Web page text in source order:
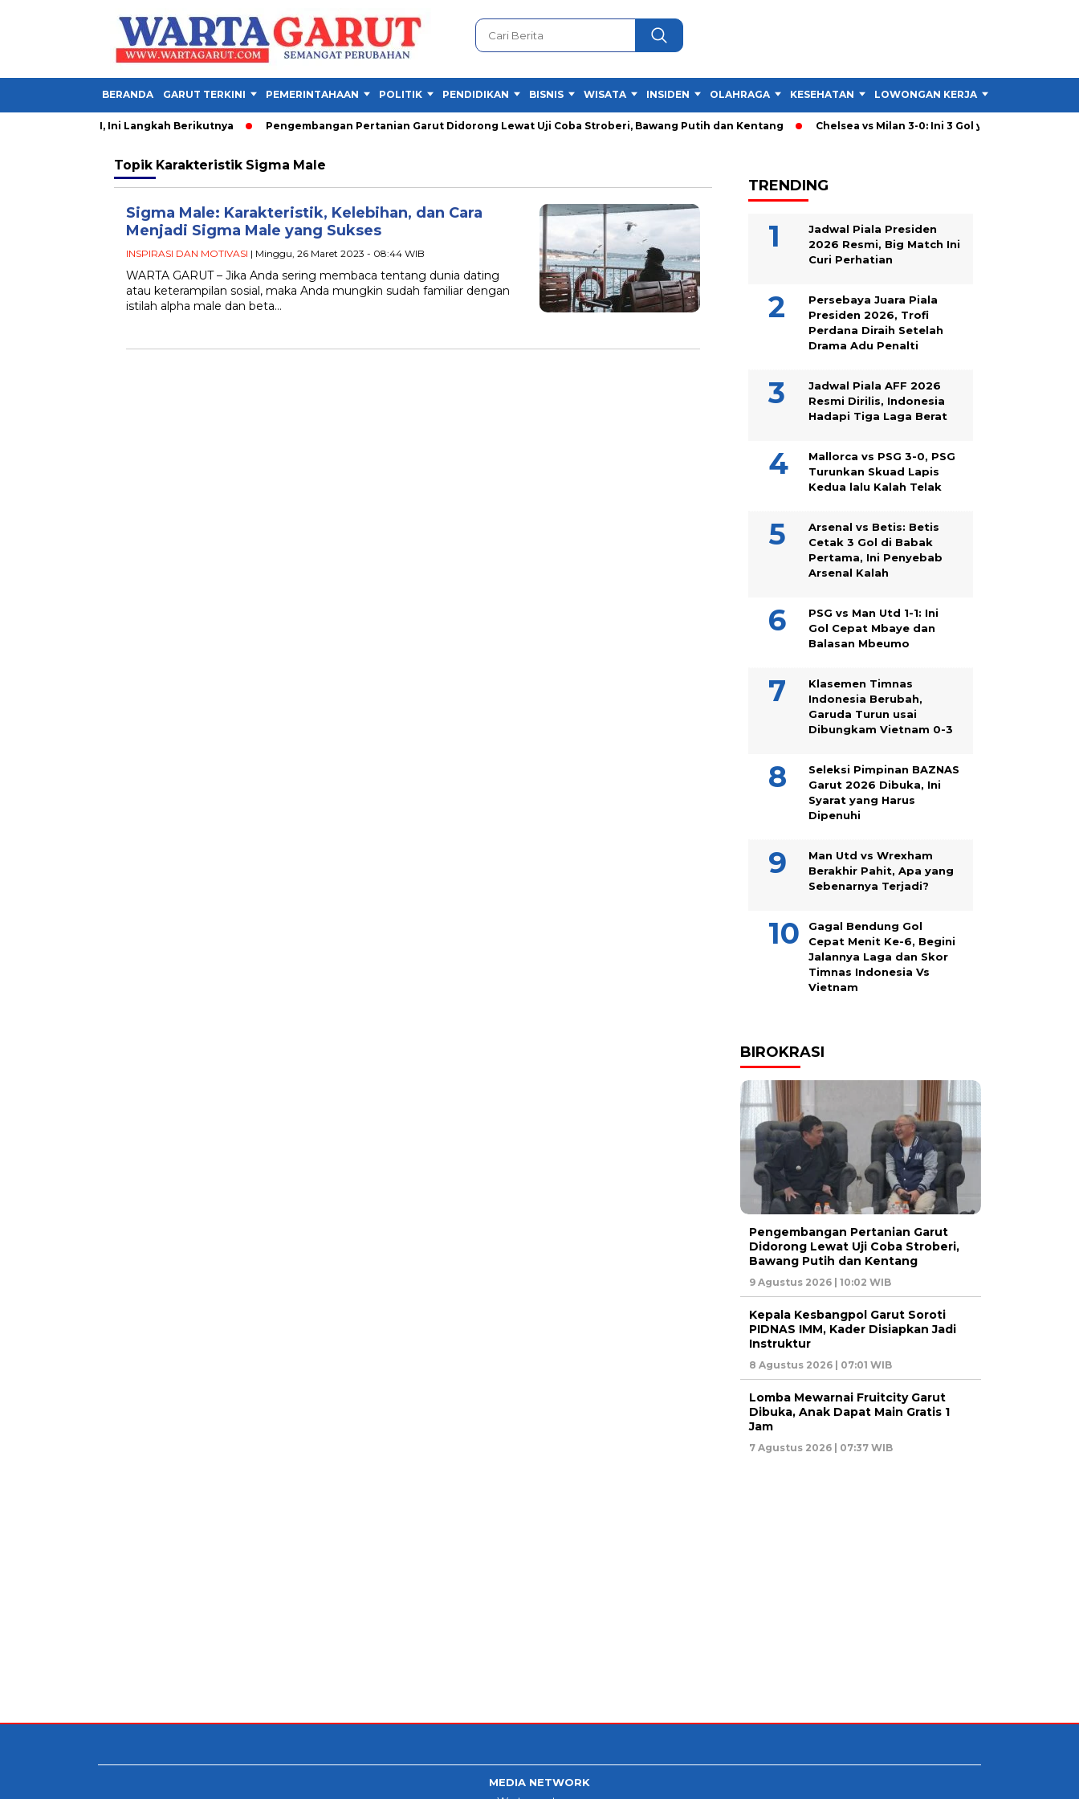
BERANDA GARUT TERKINI PEMERINTAHAAN POLITIK PENDIDIKAN BISNIS WISATA INSIDEN OLAHRAGA KESEHATAN LOWONGAN KERJA
UNJANI, Ini Langkah Berikutnya Pengembangan Pertanian Garut Didorong Lewat Uji Coba Stroberi, Bawang Putih dan Kentang Chelsea vs Milan 3-0: Ini 3 Gol yang Hancurkan
Topik Karakteristik Sigma Male
Sigma Male: Karakteristik, Kelebihan, dan Cara
Menjadi Sigma Male yang Sukses
INSPIRASI DAN MOTIVASI | Minggu, 26 Maret 2023 - 08:44 WIB
WARTA GARUT – Jika Anda sering membaca tentang dunia dating
atau keterampilan sosial, maka Anda mungkin sudah familiar dengan
istilah alpha male dan beta…
TRENDING
Jadwal Piala Presiden
2026 Resmi, Big Match Ini
Curi Perhatian
Persebaya Juara Piala
Presiden 2026, Trofi
Perdana Diraih Setelah
Drama Adu Penalti
Jadwal Piala AFF 2026
Resmi Dirilis, Indonesia
Hadapi Tiga Laga Berat
Mallorca vs PSG 3-0, PSG
Turunkan Skuad Lapis
Kedua lalu Kalah Telak
Arsenal vs Betis: Betis
Cetak 3 Gol di Babak
Pertama, Ini Penyebab
Arsenal Kalah
PSG vs Man Utd 1-1: Ini
Gol Cepat Mbaye dan
Balasan Mbeumo
Klasemen Timnas
Indonesia Berubah,
Garuda Turun usai
Dibungkam Vietnam 0-3
Seleksi Pimpinan BAZNAS
Garut 2026 Dibuka, Ini
Syarat yang Harus
Dipenuhi
Man Utd vs Wrexham
Berakhir Pahit, Apa yang
Sebenarnya Terjadi?
Gagal Bendung Gol
Cepat Menit Ke-6, Begini
Jalannya Laga dan Skor
Timnas Indonesia Vs
Vietnam
BIROKRASI
Pengembangan Pertanian Garut
Didorong Lewat Uji Coba Stroberi,
Bawang Putih dan Kentang
9 Agustus 2026 | 10:02 WIB
Kepala Kesbangpol Garut Soroti
PIDNAS IMM, Kader Disiapkan Jadi
Instruktur
8 Agustus 2026 | 07:01 WIB
Lomba Mewarnai Fruitcity Garut
Dibuka, Anak Dapat Main Gratis 1
Jam
7 Agustus 2026 | 07:37 WIB
MEDIA NETWORK